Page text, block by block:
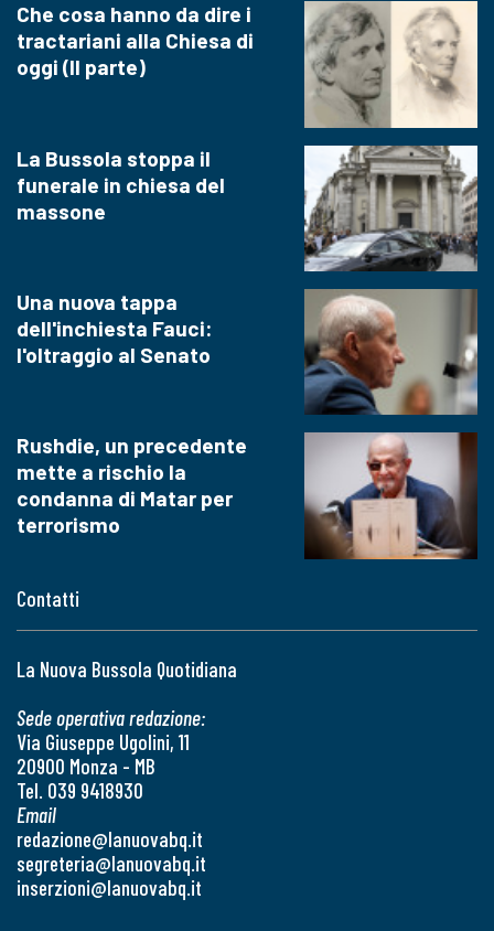
Contatti
La Nuova Bussola Quotidiana
Sede operativa redazione:
Via Giuseppe Ugolini, 11
20900 Monza - MB
Tel. 039 9418930
Email
redazione@lanuovabq.it
segreteria@lanuovabq.it
inserzioni@lanuovabq.it
Che cosa hanno da dire i
tractariani alla Chiesa di
oggi (II parte)
La Bussola stoppa il
funerale in chiesa del
massone
Una nuova tappa
dell'inchiesta Fauci:
l'oltraggio al Senato
Rushdie, un precedente
mette a rischio la
condanna di Matar per
terrorismo